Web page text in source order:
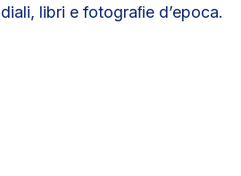
libri e fotograﬁe d’epoca.